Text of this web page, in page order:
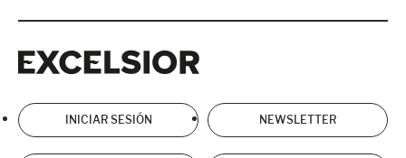
INICIAR SESIÓN NEWSLETTER